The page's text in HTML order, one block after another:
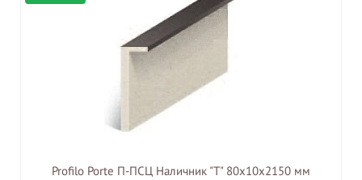
Profilo Porte П-ПСЦ Наличник "Т" 80х10х2150 мм